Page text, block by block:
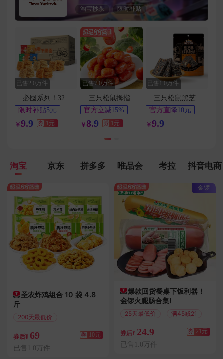
用户152****6249在8分钟前下单成功
用户157****5673在8分钟前下单成功
用户131****9947在3分钟前下单成功
用户188****1547在1分钟前下单成功
用户153****5499在3分钟前下单成功
用户150****3029在6分钟前下单成功
用户187****6477在9分钟前下单成功
用户136****5683在3分钟前下单成功
淘宝秒杀
限时补贴
已售2.0万件
必囤系列！32包！三只松鼠蟹黄干脆面a2
限时补贴5元
42天最低价
￥9.9 券 1元
已售7.0万件
三只松鼠拇指小肉肠20包
官方立减15%
1元
￥ 8.9 券 1元
已售1.0万件
三只松鼠黑芝麻核桃软糕210g
官方直降10元
淘金币频道抵扣
￥9.9
淘宝 京东 拼多多 唯品会 考拉 抖音电商
圣农炸鸡组合 10 袋 4.8
斤
200天最低价
券后¥ 69 券 10元
已售1.0万件
金锣
爆款回货餐桌下饭利器！
金锣火腿肠合集!
25天最低价 满45减21
券后¥ 24.9 券 21元
已售1.0万件